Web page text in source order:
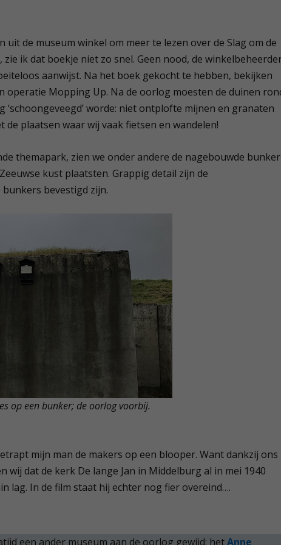
uit de museum winkel om meer te lezen over de Slag om de
zie ik dat boekje niet zo snel. Geen nood, de
aanwijst. Na het boek gekocht te hebben, bekijken
operatie Mopping Up. Na de oorlog moesten de duinen
worde: niet ontplofte mijnen en granaten
plaatsen waar wij vaak fietsen en wandelen!
themapark, zien we onder andere de nagebouwde bunker
kust plaatsten. Grappig detail zijn de
bevestigd zijn.
op een bunker; de oorlog voorbij.
mijn man de makers op een blooper. Want dankzij ons
wij dat de kerk De lange Jan in Middelburg al in mei 1940
lag. In de film staat hij echter nog fier overeind….
een ander museum aan de oorlog gewijd: hetAnne